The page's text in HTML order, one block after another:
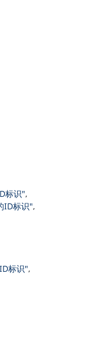
标识",
ID标识",
标识",